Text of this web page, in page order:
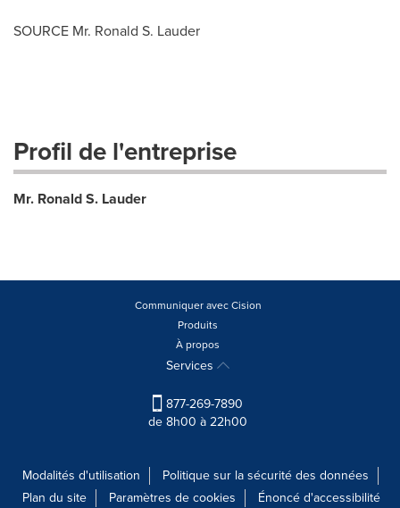
SOURCE Mr. Ronald S. Lauder
Profil de l'entreprise
Mr. Ronald S. Lauder
Communiquer avec Cision
Produits
À propos
Services
877-269-7890
de 8h00 à 22h00
Modalités d'utilisation
Politique sur la sécurité des données
Plan du site
Paramètres de cookies Énoncé d'accessibilité